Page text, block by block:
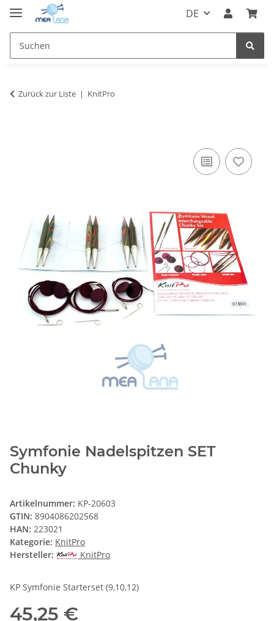
DE
Zurück zur Liste KnitPro
Symfonie Nadelspitzen SET
Chunky
Artikelnummer: KP-20603
GTIN: 8904086202568
HAN: 223021
Kategorie: KnitPro
Hersteller:
KnitPro
KP Symfonie Starterset (9,10,12)
45,25 €